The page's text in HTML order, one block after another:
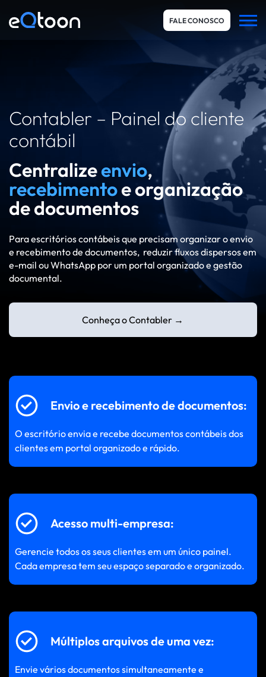
FALE CONOSCO
Contabler – Painel do cliente
contábil
Centralizeenvio,
recebimentoe organização
de documentos
Para escritórios contábeis que precisam organizar o envio
e recebimento de documentos, reduzir fluxos dispersos em
e-mail ou WhatsApp por um portal organizado e gestão
documental.
Conheça o Contabler →
Envio e recebimento de documentos:
O escritório envia e recebe documentos contábeis dos
clientes em portal organizado e rápido.
Acesso multi-empresa:
Gerencie todos os seus clientes em um único painel.
Cada empresa tem seu espaço separado e organizado.
Múltiplos arquivos de uma vez:
Envie vários documentos simultaneamente e
QUEM SOMOS
SERVIÇOS
CASES
BLOG
contato@eqtoon.com